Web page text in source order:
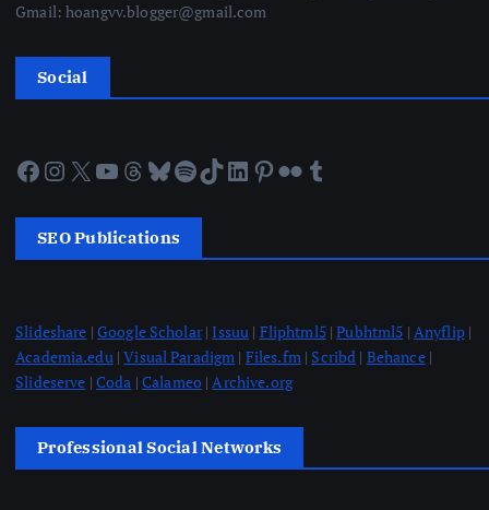
Gmail: hoangvv.blogger@gmail.com
Social
Facebook Instagram X YouTube Threads Bluesky Spotify TikTok LinkedIn Pinterest Flickr Tumblr
SEO Publications
Slideshare | Google Scholar|Issuu | Fliphtml5|Pubhtml5 | Anyflip|
Academia.edu|Visual Paradigm | Files.fm| Scribd | Behance|
Slideserve | Coda | Calameo|Archive.org
Professional Social Networks